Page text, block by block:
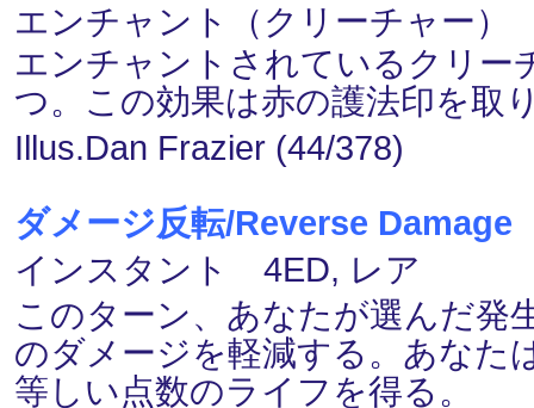
エンチャント（クリーチャー）
エンチャントされているクリー
つ。この効果は赤の護法印を取
Illus.Dan Frazier (44/378)
ダメージ反転/Reverse Damage
インスタント 4ED, レア
このターン、あなたが選んだ発
のダメージを軽減する。あなた
等しい点数のライフを得る。